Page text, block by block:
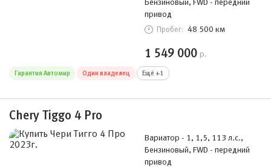
привод
Пробег: 48 500 км
1 549 000 р.
Гарантия Автомир Один владелец Ещё +1
Chery Tiggo 4 Pro
Вариатор - 1, 1,5, 113 л.с.,
Бензиновый, FWD - передний
привод